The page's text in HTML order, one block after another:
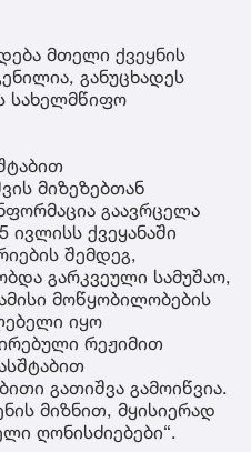
მთელი ქვეყნის
განუცხადეს
სახელმწიფო
მიზეზებთან
გაავრცელა
ივლისს ქვეყანაში
შემდეგ,
გარკვეული სამუშაო,
მოწყობილობების
იყო
რეჟიმით
გათიშვა გამოიწვია.
მიზნით, მყისიერად
ღონისძიებები“.